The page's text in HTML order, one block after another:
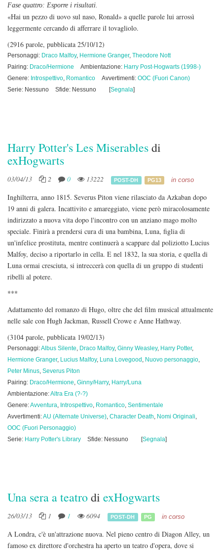
Fase quattro: Esporre i risultati.
«Hai un pezzo di uovo sul naso, Ronald» a quelle parole lui arrossì
leggermente cercando di afferrare il tovagliolo.
(2916 parole, pubblicata 25/10/12)
Personaggi: Draco Malfoy, Hermione Granger, Theodore Nott
Pairing: Draco/Hermione Ambientazione: Harry Post-Hogwarts (1998-)
Genere: Introspettivo, Romantico Avvertimenti: OOC (Fuori Canon)
Serie: Nessuno
Sfide: Nessuno [Segnala]
Harry Potter's Les Miserablesdi
exHogwarts
03/04/13 2 0 13222 POST-DH PG13 in corso
Inghilterra, anno 1815. Severus Piton viene rilasciato da Azkaban dopo
19 anni di galera. Incattivito e amareggiato, viene però miracolosamente
indirizzato a nuova vita dopo l'incontro con un anziano mago molto
speciale. Finirà a prendersi cura di una bambina, Luna, figlia di
un'infelice prostituta, mentre continuerà a scappare dal poliziotto Lucius
Malfoy, deciso a riportarlo in cella. E nel 1832, la sua storia, e quella di
Luna ormai cresciuta, si intreccerà con quella di un gruppo di studenti
ribelli al potere.
***
Adattamento del romanzo di Hugo, oltre che del film musical attualmente
nelle sale con Hugh Jackman, Russell Crowe e Anne Hathway.
(3104 parole, pubblicata 19/02/13)
Personaggi:Albus Silente, Draco Malfoy, Ginny Weasley, Harry Potter,
Hermione Granger, Lucius Malfoy, Luna Lovegood , Nuovo personaggio,
Peter Minus, Severus Piton
Pairing: Draco/Hermione, Ginny/Harry, Harry/Luna
Ambientazione:Altra Era (?-?)
Genere:Avventura, Introspettivo, Romantico, Sentimentale
Avvertimenti:AU (Alternate Universe), Character Death, Nomi Originali,
OOC (Fuori Personaggio)
Serie: Harry Potter's Library Sfide: Nessuno [Segnala]
Una sera a teatrodi exHogwarts
26/03/13 1 1 6094 POST-DH PG in corso
A Londra, c'è un'attrazione nuova. Nel pieno centro di Diagon Alley, un
famoso ex direttore d'orchestra ha aperto un teatro d'opera, dove si